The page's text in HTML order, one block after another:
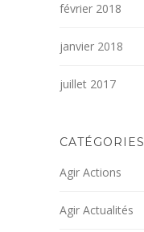
février 2018
janvier 2018
juillet 2017
CATÉGORIES
Agir Actions
Agir Actualités